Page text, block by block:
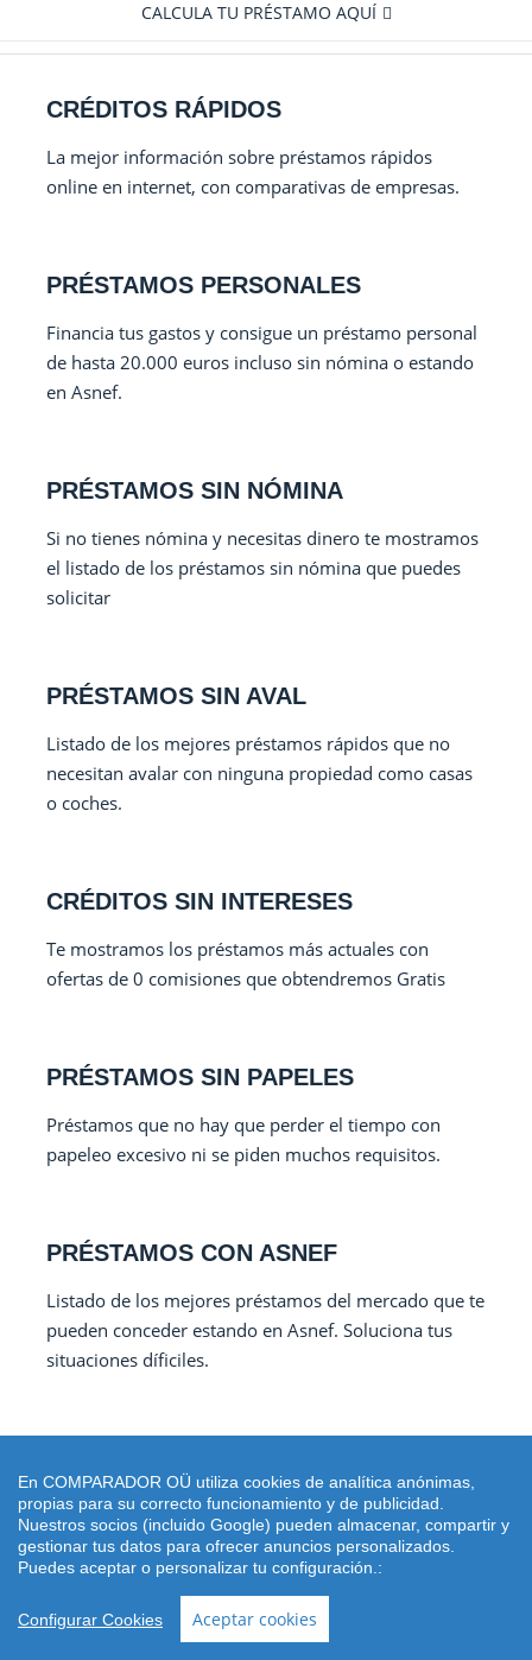
CALCULA TU PRÉSTAMO AQUÍ
CRÉDITOS RÁPIDOS
La mejor información sobre préstamos rápidos
online en internet, con comparativas de empresas.
PRÉSTAMOS PERSONALES
Financia tus gastos y consigue un préstamo personal
de hasta 20.000 euros incluso sin nómina o estando
en Asnef.
PRÉSTAMOS SIN NÓMINA
Si no tienes nómina y necesitas dinero te mostramos
el listado de los préstamos sin nómina que puedes
solicitar
PRÉSTAMOS SIN AVAL
Listado de los mejores préstamos rápidos que no
necesitan avalar con ninguna propiedad como casas
o coches.
CRÉDITOS SIN INTERESES
Te mostramos los préstamos más actuales con
ofertas de 0 comisiones que obtendremos Gratis
PRÉSTAMOS SIN PAPELES
Préstamos que no hay que perder el tiempo con
papeleo excesivo ni se piden muchos requisitos.
PRÉSTAMOS CON ASNEF
Listado de los mejores préstamos del mercado que te
pueden conceder estando en Asnef. Soluciona tus
situaciones díficiles.
Préstamos al instante de forma inmediata. Si
necesitas dinero urgente los créditos online son tu
mejor salida.
En COMPARADOR OÜ utiliza cookies de analítica anónimas,
propias para su correcto funcionamiento y de publicidad.
Nuestros socios (incluido Google) pueden almacenar, compartir y
gestionar tus datos para ofrecer anuncios personalizados.
Puedes aceptar o personalizar tu configuración.:
Configurar Cookies Aceptar cookies